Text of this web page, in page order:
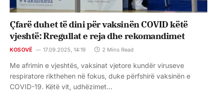
Çfarë duhet të dini për vaksinën COVID këtë
vjeshtë: Rregullat e reja dhe rekomandimet
KOSOVË 17.09.2025, 14:19 2 Mins Read
Me afrimin e vjeshtës, vaksinat vjetore kundër viruseve
respiratore rikthehen në fokus, duke përfshirë vaksinën e
COVID-19. Këtë vit, udhëzimet…